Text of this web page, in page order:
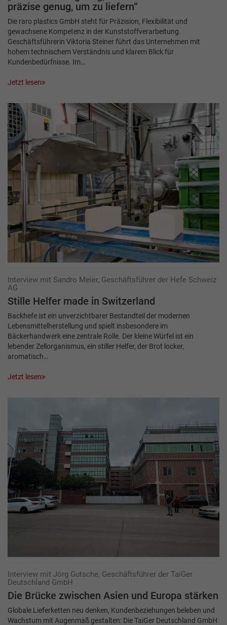
präzise genug, um zu liefern“
Die raro plastics GmbH steht für Präzision, Flexibilität und
gewachsene Kompetenz in der Kunststoffverarbeitung.
Geschäftsführerin Viktoria Steiner führt das Unternehmen mit
hohem technischem Verständnis und klarem Blick für
Kundenbedürfnisse. Im…
Jetzt lesen
Interview mit Sandro Meier, Geschäftsführer der Hefe Schweiz
AG
Stille Helfer made in Switzerland
Backhefe ist ein unverzichtbarer Bestandteil der modernen
Lebensmittelherstellung und spielt insbesondere im
Bäckerhandwerk eine zentrale Rolle. Der kleine Würfel ist ein
lebender Zellorganismus, ein stiller Helfer, der Brot locker,
aromatisch…
Jetzt lesen
Interview mit Jörg Gutsche, Geschäftsführer der TaiGer
Deutschland GmbH
Die Brücke zwischen Asien und Europa stärken
Globale Lieferketten neu denken, Kundenbeziehungen beleben und
Wachstum mit Augenmaß gestalten: Die TaiGer Deutschland GmbH